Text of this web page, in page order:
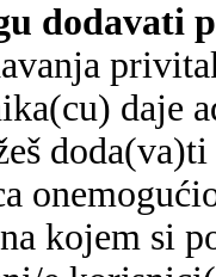
dodavati
daje
kojem si